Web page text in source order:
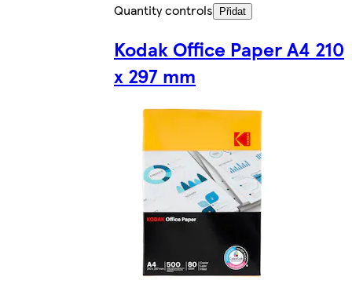
Quantity controls
Přidat
Kodak Office Paper A4 210
x 297 mm